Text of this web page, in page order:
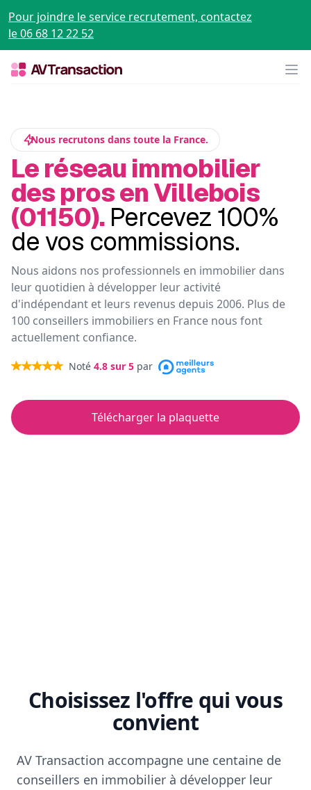
Pour joindre le service recrutement, contactez
le 06 68 12 22 52
Nous recrutons dans toute la France.
Le réseau immobilier
des pros en Villebois
(01150). Percevez 100%
de vos commissions.
Nous aidons nos professionnels en immobilier dans
leur quotidien à développer leur activité
d'indépendant et leurs revenus depuis 2006. Plus de
100 conseillers immobiliers en France nous font
actuellement confiance.
Noté 4.8 sur 5 par
Télécharger la plaquette
Choisissez l'offre qui vous
convient
AV Transaction accompagne une centaine de
conseillers en immobilier à développer leur